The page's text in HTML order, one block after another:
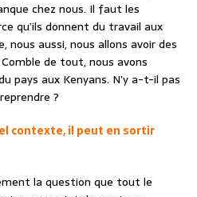
chez nous. Il faut les
qu’ils donnent du travail aux
nous aussi, nous allons avoir des
de tout, nous avons
pays aux Kenyans. N’y a-t-il pas
?
contexte, il peut en sortir
la question que tout le